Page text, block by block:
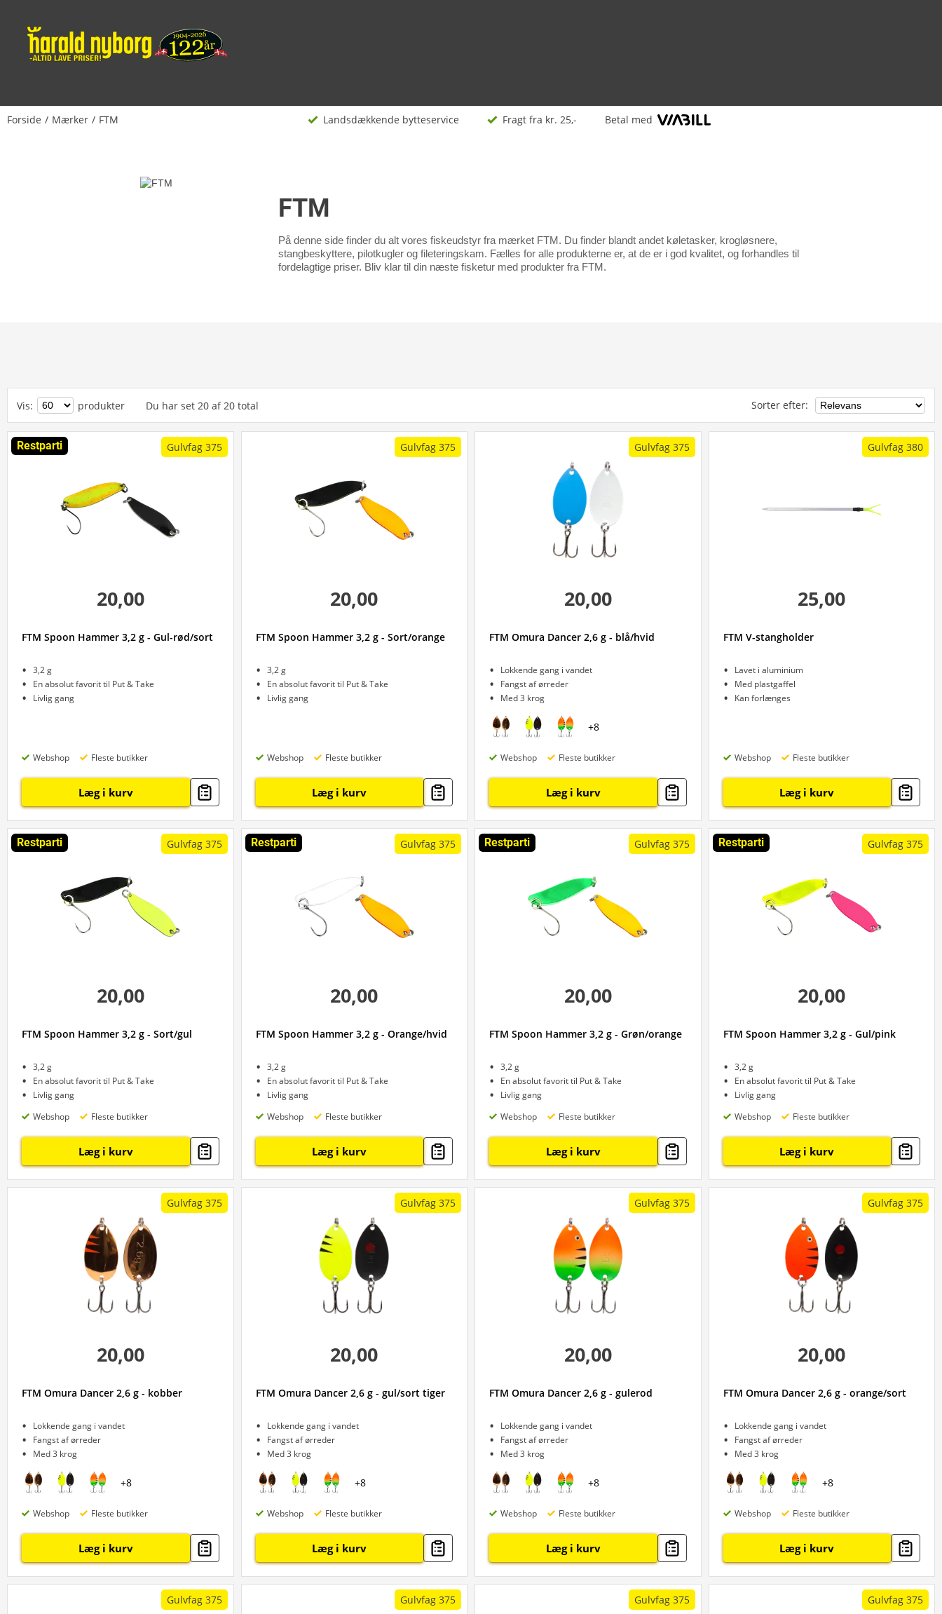
Forside Mærker FTM Landsdækkende bytteservice Fragt fra kr. 25,- Betal med
FTM
På denne side finder du alt vores fiskeudstyr fra mærket FTM. Du finder blandt andet køletasker, krogløsnere,
stangbeskyttere, pilotkugler og fileteringskam. Fælles for alle produkterne er, at de er i god kvalitet, og forhandles til
fordelagtige priser. Bliv klar til din næste fisketur med produkter fra FTM.
Vis: produkter Du har set 20 af 20 total Sorter efter:
Restparti Gulvfag 375
20,00
FTM Spoon Hammer 3,2 g - Gul-rød/sort
3,2 g
En absolut favorit til Put & Take
Livlig gang
Webshop Fleste butikker
Læg i kurv
Gulvfag 375
20,00
FTM Spoon Hammer 3,2 g - Sort/orange
3,2 g
En absolut favorit til Put & Take
Livlig gang
Webshop Fleste butikker
Læg i kurv
Gulvfag 375
20,00
FTM Omura Dancer 2,6 g - blå/hvid
Lokkende gang i vandet
Fangst af ørreder
Med 3 krog
+8
Webshop Fleste butikker
Læg i kurv
Gulvfag 380
25,00
FTM V-stangholder
Lavet i aluminium
Med plastgaffel
Kan forlænges
Webshop Fleste butikker
Læg i kurv
Restparti Gulvfag 375
20,00
FTM Spoon Hammer 3,2 g - Sort/gul
3,2 g
En absolut favorit til Put & Take
Livlig gang
Webshop
Fleste butikker
Læg i kurv
Restparti Gulvfag 375
20,00
FTM Spoon Hammer 3,2 g - Orange/hvid
3,2 g
En absolut favorit til Put & Take
Livlig gang
Webshop
Fleste butikker
Læg i kurv
Restparti Gulvfag 375
20,00
FTM Spoon Hammer 3,2 g - Grøn/orange
3,2 g
En absolut favorit til Put & Take
Livlig gang
Webshop
Fleste butikker
Læg i kurv
Restparti Gulvfag 375
20,00
FTM Spoon Hammer 3,2 g - Gul/pink
3,2 g
En absolut favorit til Put & Take
Livlig gang
Webshop
Fleste butikker
Læg i kurv
Gulvfag 375
20,00
FTM Omura Dancer 2,6 g - kobber
Lokkende gang i vandet
Fangst af ørreder
Med 3 krog
+8
Webshop Fleste butikker
Læg i kurv
Gulvfag 375
20,00
FTM Omura Dancer 2,6 g - gul/sort tiger
Lokkende gang i vandet
Fangst af ørreder
Med 3 krog
+8
Webshop Fleste butikker
Læg i kurv
Gulvfag 375
20,00
FTM Omura Dancer 2,6 g - gulerod
Lokkende gang i vandet
Fangst af ørreder
Med 3 krog
+8
Webshop Fleste butikker
Læg i kurv
Gulvfag 375
20,00
FTM Omura Dancer 2,6 g - orange/sort
Lokkende gang i vandet
Fangst af ørreder
Med 3 krog
+8
Webshop Fleste butikker
Læg i kurv
Gulvfag 375 Gulvfag 375 Gulvfag 375 Gulvfag 375